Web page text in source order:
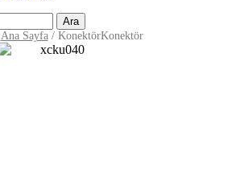
Ara
Ana Sayfa/ KonektörKonektör